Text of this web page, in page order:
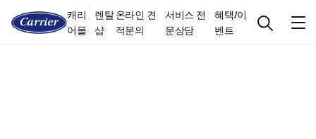
캐리
어몰
렌탈
샵
온라인 견
적문의
서비스 전
문상담
혜택/이
벤트